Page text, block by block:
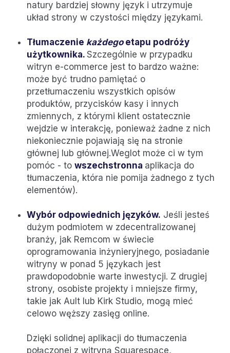
natury bardziej słowny język i utrzymuje
układ strony w czystości między językami.
Tłumaczenie każdegoetapu podróży
użytkownika. Szczególnie w przypadku
witryn e-commerce jest to bardzo ważne:
może być trudno pamiętać o
przetłumaczeniu wszystkich opisów
produktów, przycisków kasy i innych
zmiennych, z którymi klient ostatecznie
wejdzie w interakcję, ponieważ żadne z nich
niekoniecznie pojawiają się na stronie
głównej lub głównej.Weglot może ci w tym
pomóc - to wszechstronna aplikacja do
tłumaczenia, która nie pomija żadnego z tych
elementów).
Wybór odpowiednich języków. Jeśli jesteś
dużym podmiotem w zdecentralizowanej
branży, jak Remcom w świecie
oprogramowania inżynieryjnego, posiadanie
witryny w ponad 5 językach jest
prawdopodobnie warte inwestycji. Z drugiej
strony, osobiste projekty i mniejsze firmy,
takie jak Ault lub Kirk Studio, mogą mieć
celowo węższy zasięg online.
Dzięki solidnej aplikacji do tłumaczenia
połączonej z witryną Squarespace,